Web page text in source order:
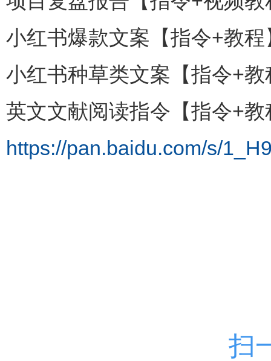
小红书爆款文案【指令+教程
小红书种草类文案【指令+教
英文文献阅读指令【指令+教
https://pan.baidu.com/s/
扫